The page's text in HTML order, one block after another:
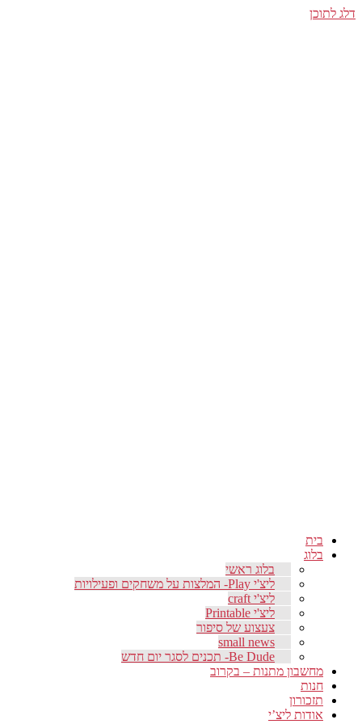
דלג לתוכן
בית
בלוג
בלוג ראשי
ליצ'י Play- המלצות על משחקים ופעילויות
ליצ'י craft
ליצ'י Printable
צעצוע של סיפור
small news
Be Dude- תכנים לסגר יום חדש
מחשבון מתנות – בקרוב
חנות
תזכורון
אודות ליצ’י